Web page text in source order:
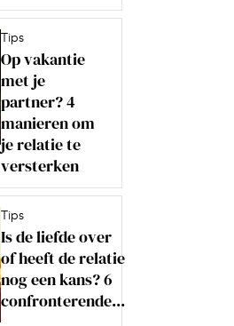
Tips
Op vakantie
met je
partner? 4
manieren om
je relatie te
versterken
Tips
Is de liefde over
of heeft de relatie
nog een kans? 6
confronterende...